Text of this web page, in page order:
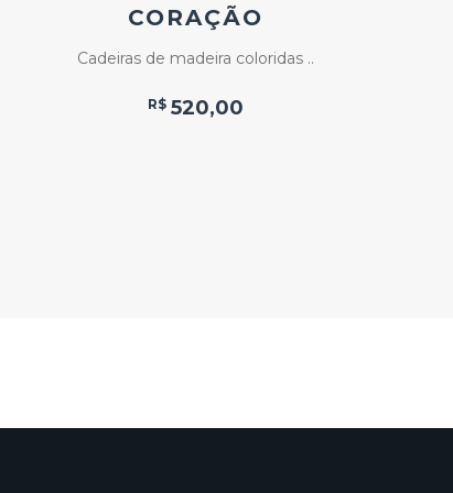
CORAÇÃO
Cadeiras de madeira coloridas ..
R$ 520,00